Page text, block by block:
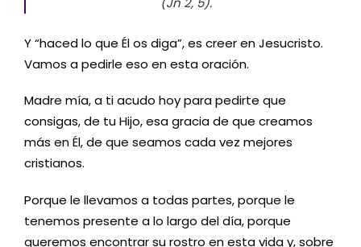
Y “haced lo que Él os diga”, es creer en Jesucristo.
Vamos a pedirle eso en esta oración.
Madre mía, a ti acudo hoy para pedirte que
consigas, de tu Hijo, esa gracia de que creamos
más en Él, de que seamos cada vez mejores
cristianos.
Porque le llevamos a todas partes, porque le
tenemos presente a lo largo del día, porque
queremos encontrar su rostro en esta vida y, sobre